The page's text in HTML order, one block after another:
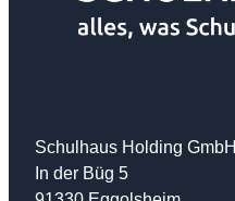
Schulhaus Holding GmbH
In der Büg 5